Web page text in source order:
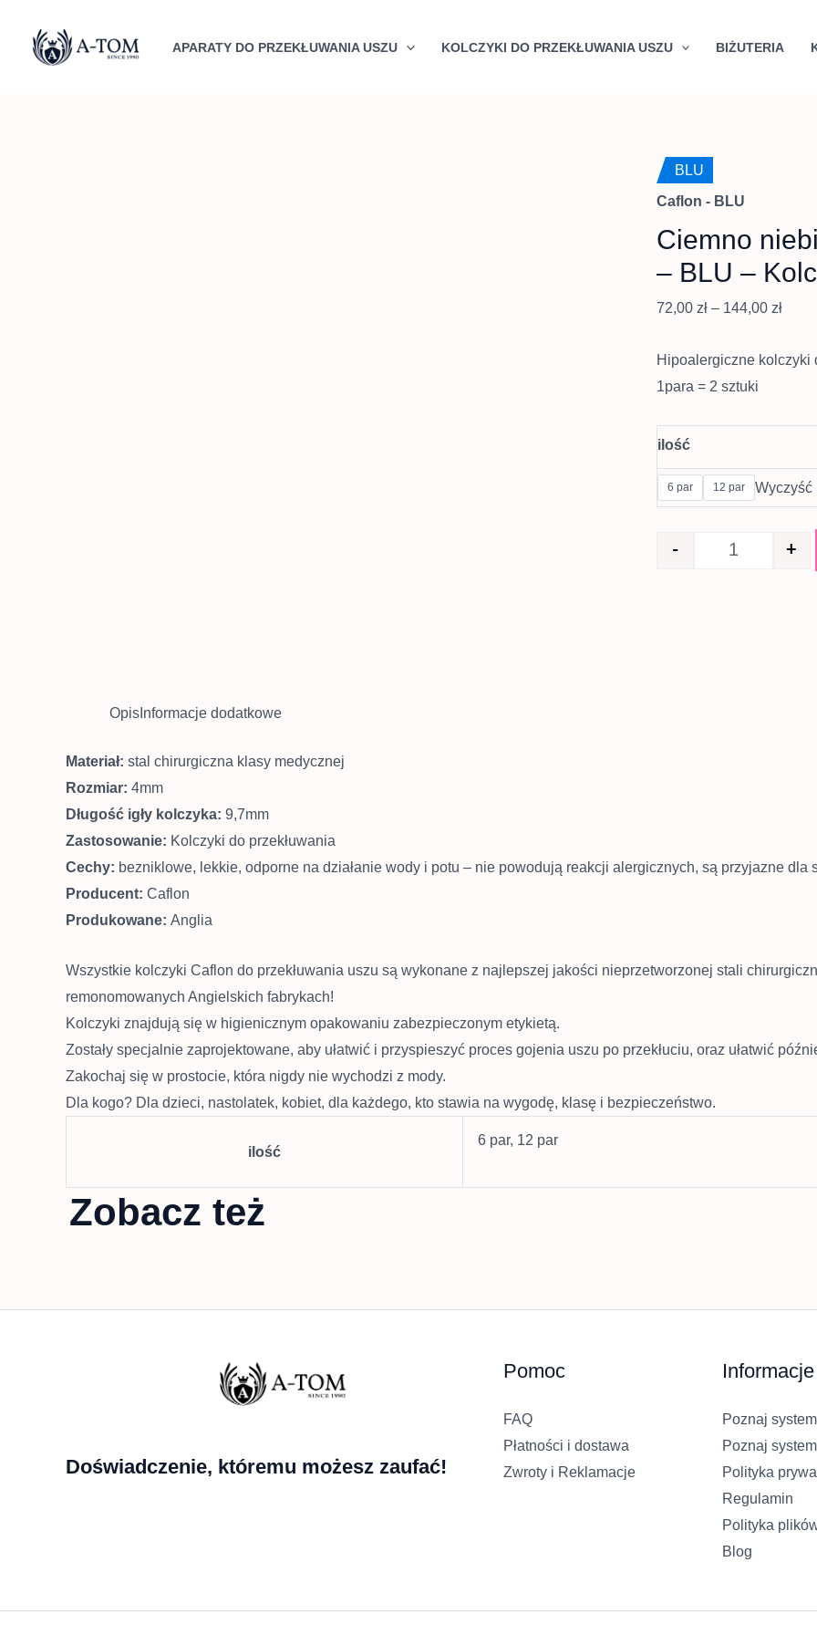
APARATY DO PRZEKŁUWANIA USZU KOLCZYKI DO PRZEKŁUWANIA USZU BIŻUTERIA
BLU
Caflon - BLU
Ciemno
– BLU –
72,00 zł – 144,00 zł
Hipoalergiczne kolczyki
1para = 2 sztuki
ilość
6 par 12 par Wyczyść
- +
Opis Informacje dodatkowe
Materiał: stal chirurgiczna klasy medycznej
Rozmiar: 4mm
Długość igły kolczyka: 9,7mm
Zastosowanie: Kolczyki do przekłuwania
Cechy: bezniklowe, lekkie, odporne na działanie wody i potu – nie powodują reakcji alergicznych, są przyjazne dla
Producent: Caflon
Produkowane: Anglia
Wszystkie kolczyki Caflon do przekłuwania uszu są wykonane z najlepszej jakości nieprzetworzonej stali
remonomowanych Angielskich fabrykach!
Kolczyki znajdują się w higienicznym opakowaniu zabezpieczonym etykietą.
Zostały specjalnie zaprojektowane, aby ułatwić i przyspieszyć proces gojenia uszu po przekłuciu, oraz ułatwić
Zakochaj się w prostocie, która nigdy nie wychodzi z mody.
Dla kogo? Dla dzieci, nastolatek, kobiet, dla każdego, kto stawia na wygodę, klasę i bezpieczeństwo.
ilość
6 par, 12 par
Zobacz też
Doświadczenie, któremu możesz zaufać!
Pomoc
FAQ
Płatności i dostawa
Zwroty i Reklamacje
Informacje
Poznaj
Poznaj
Polityka
Regulamin
Polityka
Blog